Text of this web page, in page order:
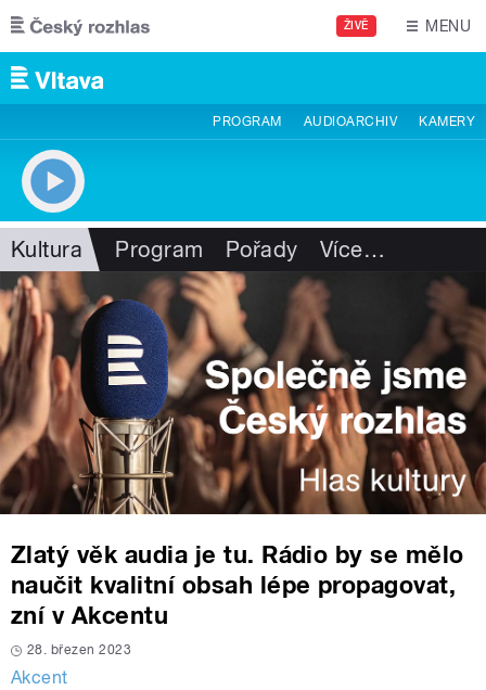
Přejít k hlavnímu obsahu
ŽIVĚ MENU
PROGRAM AUDIOARCHIV KAMERY
Kultura Program Pořady Více…
Zlatý věk audia je tu. Rádio by se mělo
naučit kvalitní obsah lépe propagovat,
zní v Akcentu
28. březen 2023
Akcent